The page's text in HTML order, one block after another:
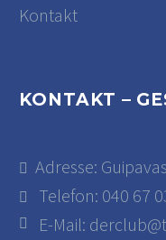
Kontakt
KONTAKT –
Adresse:
Telefon: 040 67
E-Mail: